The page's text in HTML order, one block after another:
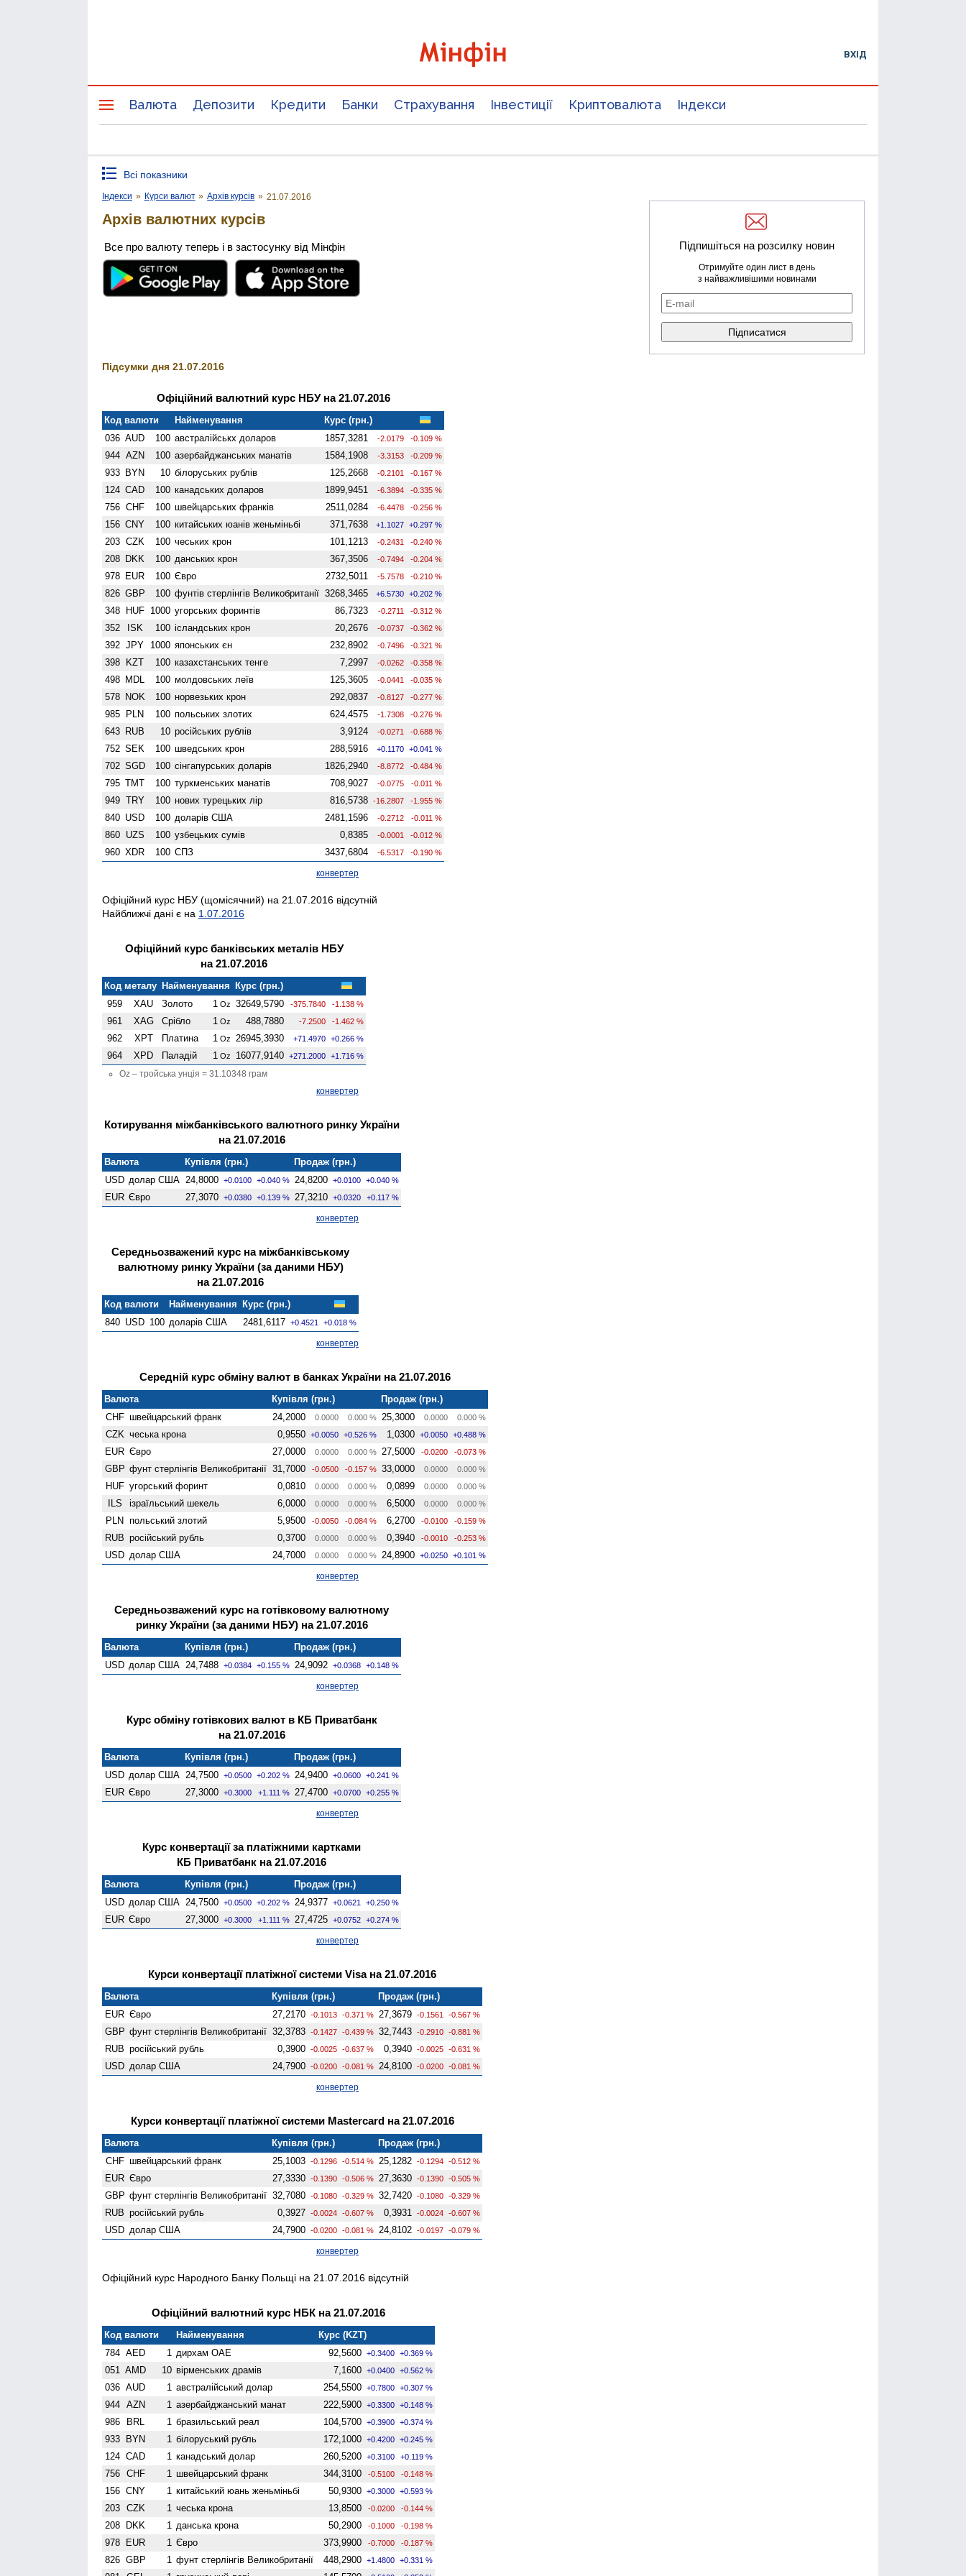
ВХІД
Валюта Депозити Кредити Банки Страхування Інвестиції Криптовалюта Індекси
Всі показники
Індекси » Курси валют » Архів курсів » 21.07.2016
Архів валютних курсів
Все про валюту теперь і в застосунку від Мінфін
Підсумки дня 21.07.2016
Офіційний валютний курс НБУ на 21.07.2016
Код валюти Найменування
Курс (грн.)
036 AUD 100 австралійськх доларов 1857,3281 -2.0179 -0.109 %
944 AZN 100 азербайджанських манатів 1584,1908 -3.3153 -0.209 %
933 BYN 10 білоруських рублів 125,2668 -0.2101 -0.167 %
124 CAD 100 канадських доларов 1899,9451 -6.3894 -0.335 %
756 CHF 100 швейцарських франків 2511,0284 -6.4478 -0.256 %
156 CNY 100 китайських юанів женьмiньбi 371,7638 +1.1027 +0.297 %
203 CZK 100 чеських крон 101,1213 -0.2431 -0.240 %
208 DKK 100 данських крон 367,3506 -0.7494 -0.204 %
978 EUR 100 Євро 2732,5011 -5.7578 -0.210 %
826 GBP 100 фунтів стерлінгів Велико­британії 3268,3465 +6.5730 +0.202 %
348 HUF 1000 угорських форинтів 86,7323 -0.2711 -0.312 %
352 ISK 100 ісландських крон 20,2676 -0.0737 -0.362 %
392 JPY 1000 японських єн 232,8902 -0.7496 -0.321 %
398 KZT 100 казахстанських тенге 7,2997 -0.0262 -0.358 %
498 MDL 100 молдовських леїв 125,3605 -0.0441 -0.035 %
578 NOK 100 норвезьких крон 292,0837 -0.8127 -0.277 %
985 PLN 100 польських злотих 624,4575 -1.7308 -0.276 %
643 RUB 10 російських рублів 3,9124 -0.0271 -0.688 %
752 SEK 100 шведських крон 288,5916 +0.1170 +0.041 %
702 SGD 100 сінгапурських доларів 1826,2940 -8.8772 -0.484 %
795 TMT 100 туркменських манатів 708,9027 -0.0775 -0.011 %
949 TRY 100 нових турецьких лір 816,5738 -16.2807 -1.955 %
840 USD 100 доларів США 2481,1596 -0.2712 -0.011 %
860 UZS 100 узбецьких сумів 0,8385 -0.0001 -0.012 %
960 XDR 100 СПЗ 3437,6804 -6.5317 -0.190 %
конвертер
Офіційний курс НБУ (щомісячний) на 21.07.2016 відсутній
Найближчі дані є на 1.07.2016
Офіційний курс банківських металів НБУ
на 21.07.2016
Код металу Найменування Курс (грн.)
959
XAU Золото 1 Oz 32649,5790 -375.7840 -1.138 %
961 XAG Срібло 1 Oz 488,7880 -7.2500 -1.462 %
962 XPT Платина 1 Oz 26945,3930 +71.4970 +0.266 %
964 XPD Паладій 1 Oz 16077,9140 +271.2000 +1.716 %
Oz – тройська унція = 31.10348 грам
конвертер
Котирування міжбанківського валютного ринку України
на 21.07.2016
Валюта Купівля (грн.)
Продаж (грн.)
USD долар США 24,8000 +0.0100 +0.040 % 24,8200 +0.0100 +0.040 %
EUR Євро 27,3070 +0.0380 +0.139 % 27,3210 +0.0320 +0.117 %
конвертер
Середньозважений курс на міжбанківському
валютному ринку України (за даними НБУ)
на 21.07.2016
Код валюти Найменування Курс (грн.)
840 USD 100 доларів США 2481,6117 +0.4521 +0.018 %
конвертер
Середній курс обміну валют в банках України на 21.07.2016
Валюта Купівля (грн.)
Продаж (грн.)
CHF швейцарський франк 24,2000 0.0000 0.000 % 25,3000 0.0000 0.000 %
CZK чеська крона 0,9550 +0.0050 +0.526 % 1,0300 +0.0050 +0.488 %
EUR Євро 27,0000 0.0000 0.000 % 27,5000 -0.0200 -0.073 %
GBP фунт стерлінгів Велико­британії 31,7000 -0.0500 -0.157 % 33,0000 0.0000 0.000 %
HUF угорський форинт 0,0810 0.0000 0.000 % 0,0899 0.0000 0.000 %
ILS ізраїльський шекель 6,0000 0.0000 0.000 % 6,5000 0.0000 0.000 %
PLN польський злотий 5,9500 -0.0050 -0.084 % 6,2700 -0.0100 -0.159 %
RUB російський рубль 0,3700 0.0000 0.000 % 0,3940 -0.0010 -0.253 %
USD долар США 24,7000 0.0000 0.000 % 24,8900 +0.0250 +0.101 %
конвертер
Середньозважений курс на готівковому валютному
ринку України (за даними НБУ) на 21.07.2016
Валюта Купівля (грн.)
Продаж (грн.)
USD долар США 24,7488 +0.0384 +0.155 % 24,9092 +0.0368 +0.148 %
конвертер
Курс обміну готівкових валют в КБ Приватбанк
на 21.07.2016
Валюта Купівля (грн.)
Продаж (грн.)
USD долар США 24,7500 +0.0500 +0.202 % 24,9400 +0.0600 +0.241 %
EUR Євро 27,3000 +0.3000 +1.111 % 27,4700 +0.0700 +0.255 %
конвертер
Курс конвертації за платіжними картками
КБ Приватбанк на 21.07.2016
Валюта Купівля (грн.)
Продаж (грн.)
USD долар США 24,7500 +0.0500 +0.202 % 24,9377 +0.0621 +0.250 %
EUR Євро 27,3000 +0.3000 +1.111 % 27,4725 +0.0752 +0.274 %
конвертер
Курси конвертації платіжної системи Visa на 21.07.2016
Валюта Купівля (грн.)
Продаж (грн.)
EUR Євро 27,2170 -0.1013 -0.371 % 27,3679 -0.1561 -0.567 %
GBP фунт стерлінгів Велико­британії 32,3783 -0.1427 -0.439 % 32,7443 -0.2910 -0.881 %
RUB російський рубль 0,3900 -0.0025 -0.637 % 0,3940 -0.0025 -0.631 %
USD долар США 24,7900 -0.0200 -0.081 % 24,8100 -0.0200 -0.081 %
конвертер
Курси конвертації платіжної системи Mastercard на 21.07.2016
Валюта Купівля (грн.)
Продаж (грн.)
CHF швейцарський франк 25,1003 -0.1296 -0.514 % 25,1282 -0.1294 -0.512 %
EUR Євро 27,3330 -0.1390 -0.506 % 27,3630 -0.1390 -0.505 %
GBP фунт стерлінгів Велико­британії 32,7080 -0.1080 -0.329 % 32,7420 -0.1080 -0.329 %
RUB російський рубль 0,3927 -0.0024 -0.607 % 0,3931 -0.0024 -0.607 %
USD долар США 24,7900 -0.0200 -0.081 % 24,8102 -0.0197 -0.079 %
конвертер
Офіційний курс Народного Банку Польщі на 21.07.2016 відсутній
Офіційний валютний курс НБК на 21.07.2016
Код валюти Найменування
Курс (KZT)
784 AED 1 дирхам ОАЕ 92,5600 +0.3400 +0.369 %
051 AMD 10 вiрменських драмів 7,1600 +0.0400 +0.562 %
036 AUD 1 австралійський долар 254,5500 +0.7800 +0.307 %
944 AZN 1 азербайджанський манат 222,5900 +0.3300 +0.148 %
986 BRL 1 бразильський реал 104,5700 +0.3900 +0.374 %
933 BYN 1 білоруський рубль 172,1000 +0.4200 +0.245 %
124 CAD 1 канадський долар 260,5200 +0.3100 +0.119 %
756 CHF 1 швейцарський франк 344,3100 -0.5100 -0.148 %
156 CNY 1 китайський юань женьмiньбi 50,9300 +0.3000 +0.593 %
203 CZK 1 чеська крона 13,8500 -0.0200 -0.144 %
208 DKK 1 данська крона 50,2900 -0.1000 -0.198 %
978 EUR 1 Євро 373,9900 -0.7000 -0.187 %
826 GBP 1 фунт стерлінгів Велико­британії 448,2900 +1.4800 +0.331 %
Підпишіться на розсилку новин
Отримуйте один лист в день
з найважливішими новинами